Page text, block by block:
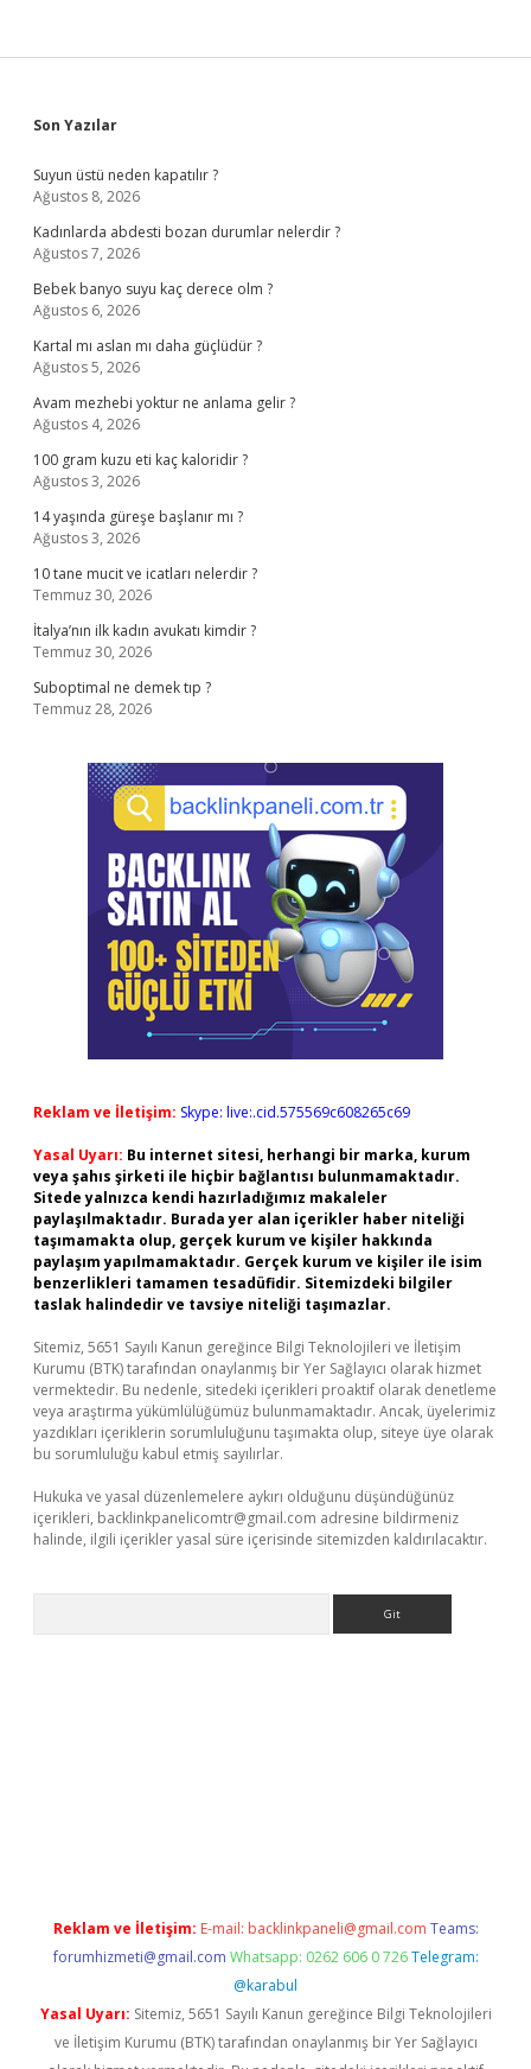
Sidebar
Son Yazılar
Suyun üstü neden kapatılır ?
Ağustos 8, 2026
Kadınlarda abdesti bozan durumlar nelerdir ?
Ağustos 7, 2026
Bebek banyo suyu kaç derece olm ?
Ağustos 6, 2026
Kartal mı aslan mı daha güçlüdür ?
Ağustos 5, 2026
Avam mezhebi yoktur ne anlama gelir ?
Ağustos 4, 2026
100 gram kuzu eti kaç kaloridir ?
Ağustos 3, 2026
14 yaşında güreşe başlanır mı ?
Ağustos 3, 2026
10 tane mucit ve icatları nelerdir ?
Temmuz 30, 2026
İtalya’nın ilk kadın avukatı kimdir ?
Temmuz 30, 2026
Suboptimal ne demek tıp ?
Temmuz 28, 2026
Reklam ve İletişim: Skype: live:.cid.575569c608265c69
Yasal Uyarı: Bu internet sitesi, herhangi bir marka, kurum
veya şahıs şirketi ile hiçbir bağlantısı bulunmamaktadır.
Sitede yalnızca kendi hazırladığımız makaleler
paylaşılmaktadır. Burada yer alan içerikler haber niteliği
taşımamakta olup, gerçek kurum ve kişiler hakkında
paylaşım yapılmamaktadır. Gerçek kurum ve kişiler ile isim
benzerlikleri tamamen tesadüfidir. Sitemizdeki bilgiler
taslak halindedir ve tavsiye niteliği taşımazlar.
Sitemiz, 5651 Sayılı Kanun gereğince Bilgi Teknolojileri ve İletişim
Kurumu (BTK) tarafından onaylanmış bir Yer Sağlayıcı olarak hizmet
vermektedir. Bu nedenle, sitedeki içerikleri proaktif olarak denetleme
veya araştırma yükümlülüğümüz bulunmamaktadır. Ancak, üyelerimiz
yazdıkları içeriklerin sorumluluğunu taşımakta olup, siteye üye olarak
bu sorumluluğu kabul etmiş sayılırlar.
Hukuka ve yasal düzenlemelere aykırı olduğunu düşündüğünüz
içerikleri, backlinkpanelicomtr@gmail.com adresine bildirmeniz
halinde, ilgili içerikler yasal süre içerisinde sitemizden kaldırılacaktır.
Reklam ve İletişim: E-mail: backlinkpaneli@gmail.com Teams:
forumhizmeti@gmail.com Whatsapp: 0262 606 0 726 Telegram:
@karabul
Yasal Uyarı: Sitemiz, 5651 Sayılı Kanun gereğince Bilgi Teknolojileri
ve İletişim Kurumu (BTK) tarafından onaylanmış bir Yer Sağlayıcı